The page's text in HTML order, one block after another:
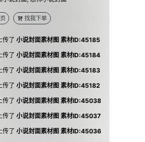
找我下单
了 小说封面素材图 素材ID:45186
传了 小说封面素材图 素材ID:45185
传了 小说封面素材图 素材ID:45184
传了 小说封面素材图 素材ID:45183
传了 小说封面素材图 素材ID:45182
传了 小说封面素材图 素材ID:45038
传了 小说封面素材图 素材ID:45037
传了 小说封面素材图 素材ID:45036